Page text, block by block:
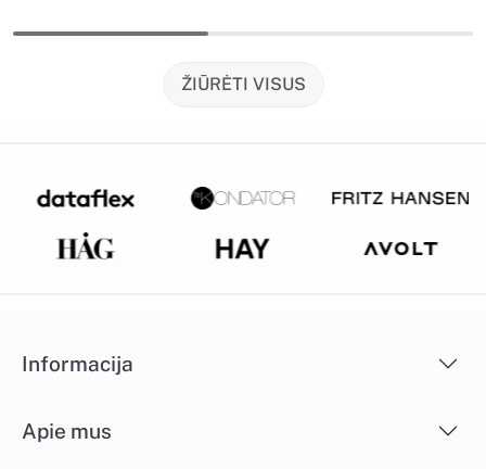
ŽIŪRĖTI VISUS
Informacija
Apie mus